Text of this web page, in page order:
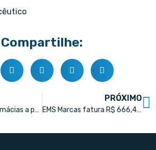
Compartilhe:
Inflação força farmácias a priorizar redução de custos
PRÓXIMO
EMS Marcas fatura R$ 666,4 milhões e projeta crescer o dobro neste segmento